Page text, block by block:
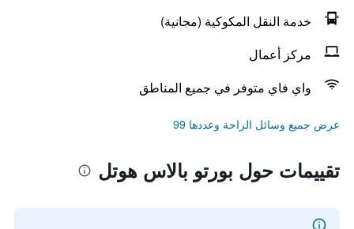
خدمة النقل المكوكية (مجانية)
مركز أعمال
واي فاي متوفر في جميع المناطق
عرض جميع وسائل الراحة وعددها 99
تقييمات حول بورتو بالاس هوتل